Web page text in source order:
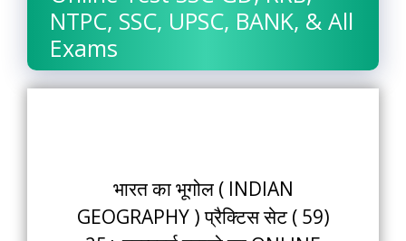
NTPC, SSC, UPSC, BANK, & All
Exams
भारत का भूगोल ( INDIAN
GEOGRAPHY ) प्रैक्टिस सेट ( 59)